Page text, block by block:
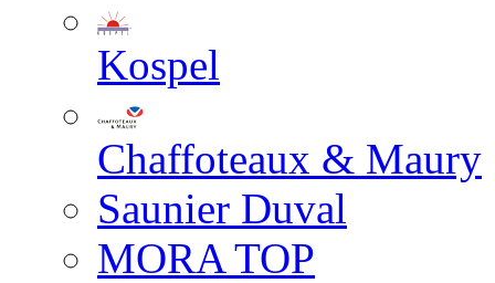
Kospel
Chaffoteaux & Maury
Saunier Duval
MORA TOP